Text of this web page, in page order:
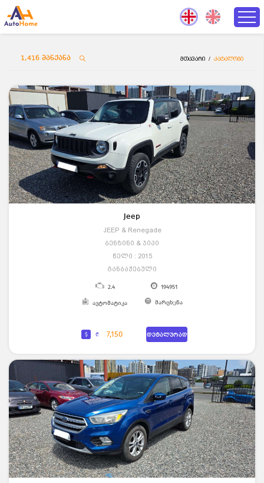
1,416 მანქანა მთავარი / კატალოგი
Jeep
JEEP & Renegade
ბენზინი & ჯიპი
წელი : 2015
განბაჟებული
2.4 194951
ავტომატიკა მარცხენა
$ ₾ 7,150 დეტალურად